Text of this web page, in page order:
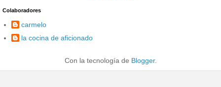
Colaboradores
carmelo
la cocina de aficionado
Con la tecnología de Blogger.